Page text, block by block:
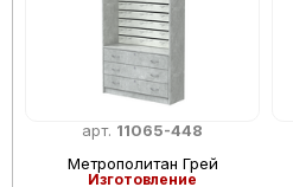
арт. 11065-448
Метрополитан Грей
Изготовление